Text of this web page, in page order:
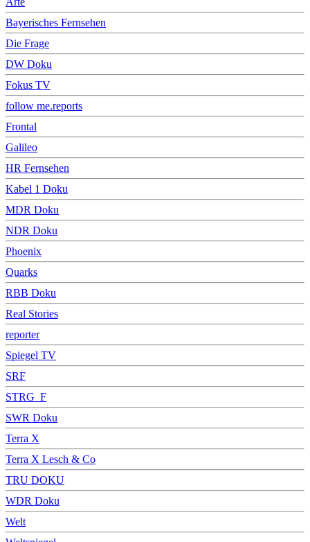
Bayerisches Fernsehen
Die Frage
DW Doku
Fokus TV
follow me.reports
Frontal
Galileo
HR Fernsehen
Kabel 1 Doku
MDR Doku
NDR Doku
Phoenix
Quarks
RBB Doku
Real Stories
reporter
Spiegel TV
SRF
STRG_F
SWR Doku
Terra X
Terra X Lesch & Co
TRU DOKU
WDR Doku
Welt